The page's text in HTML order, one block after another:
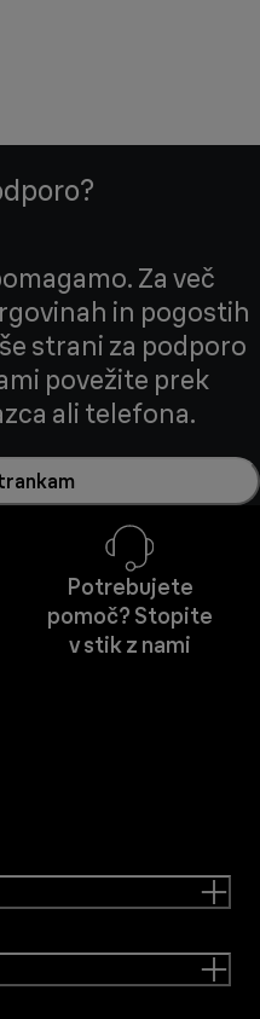
Za več
in pogostih
strani za podporo
povežite prek
ali telefona.
Potrebujete
pomoč? Stopite
v stik z nami